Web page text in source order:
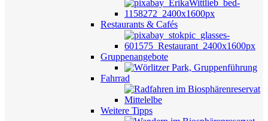
Restaurants & Cafés
Gruppenangebote
Fahrrad
Weitere Tipps